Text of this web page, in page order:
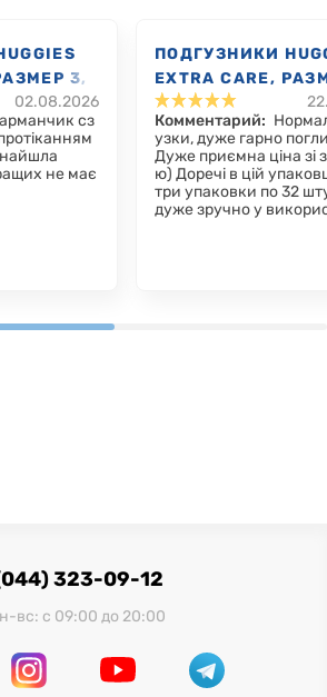
3,
02.08.2026
сз
не має
ПОДГУЗНИКИ
EXTRA CARE,
6-10 КГ, 96 ШТ.
Комментарий:
узки, дуже гарно
Дуже приємна ціна зі
ю) Доречі в цій
три упаковки по 32
дуже зручно у
323-09-12
вс: с 09:00 до 20:00